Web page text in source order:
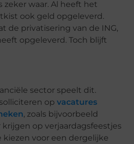
zeker waar. Al heeft het
ook geld opgeleverd.
de privatisering van de ING,
opgeleverd. Toch blijft
sector speelt dit.
opvacatures
, zoals bijvoorbeeld
op verjaardagsfeestjes
kiezen voor een dergelijke